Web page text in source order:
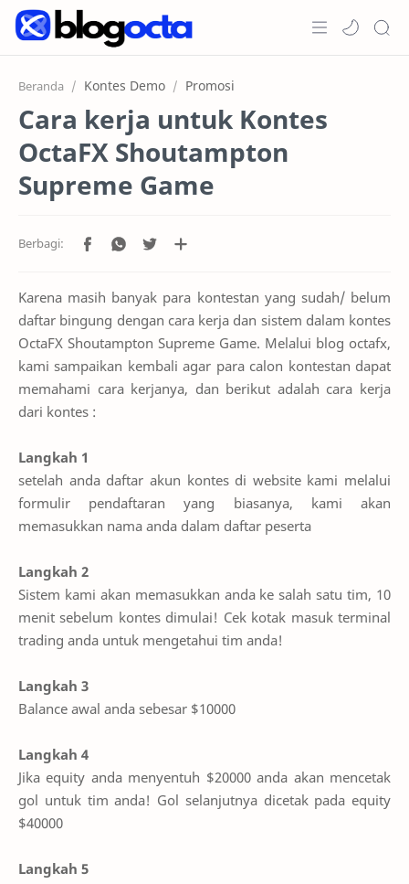
Post
Promosi
Jenis Akun
Copy Trading
Beranda Kontes Demo Promosi
Cara kerja untuk Kontes
OctaFX Shoutampton
Supreme Game
Karena masih banyak para kontestan yang sudah/ belum
daftar bingung dengan cara kerja dan sistem dalam kontes
OctaFX Shoutampton Supreme Game. Melalui blog octafx,
kami sampaikan kembali agar para calon kontestan dapat
memahami cara kerjanya, dan berikut adalah cara kerja
dari kontes :
Langkah 1
setelah anda daftar akun kontes di website kami melalui
formulir pendaftaran yang biasanya, kami akan
memasukkan nama anda dalam daftar peserta
Langkah 2
Sistem kami akan memasukkan anda ke salah satu tim, 10
menit sebelum kontes dimulai! Cek kotak masuk terminal
trading anda untuk mengetahui tim anda!
Langkah 3
Balance awal anda sebesar $10000
Langkah 4
Jika equity anda menyentuh $20000 anda akan mencetak
gol untuk tim anda! Gol selanjutnya dicetak pada equity
$40000
Langkah 5